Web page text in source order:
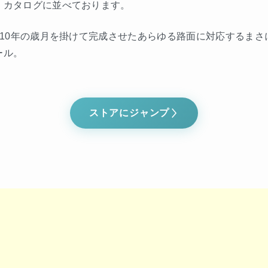
タログに並べております。
年の歳月を掛けて完成させたあらゆる路面に対応するまさ
。
ストアにジャンプ